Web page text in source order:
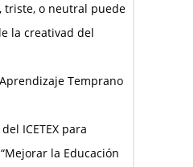
triste, o neutral puede
la creativad del
Temprano
ICETEX para
la Educación